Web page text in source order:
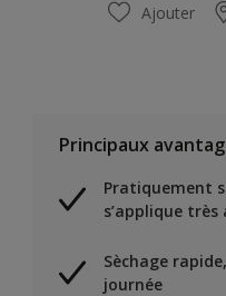
Ajouter
Principaux
Pratiquement
s’applique très
Sèchage
journée